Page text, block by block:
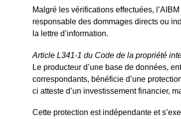
Malgré les vérifications effectuées,
responsable des dommages directs ou
la lettre d’information.
Article L341-1 du Code de la propriété
Le producteur d’une base de données,
correspondants, bénéficie d’une
ci atteste d’un investissement financier,
Cette protection est indépendante et